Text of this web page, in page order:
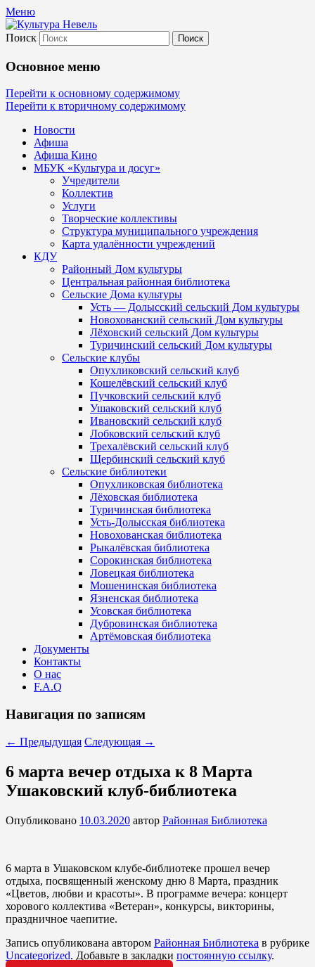
Меню
Культура Невель
МБУК Невельского района "Культура
и досуг"
Поиск
Основное меню
Перейти к основному содержимому
Перейти к вторичному содержимому
Новости
Афиша
Афиша Кино
МБУК «Культура и досуг»
Учредители
Коллектив
Услуги
Творческие коллективы
Структура муниципального учреждения
Карта удалённости учреждений
КДУ
Районный Дом культуры
Центральная районная библиотека
Сельские Дома культуры
Усть — Долысский сельский Дом культуры
Новохованский сельский Дом культуры
Лёховский сельский Дом культуры
Туричинский сельский Дом культуры
Сельские клубы
Опухликовский сельский клуб
Кошелёвский сельский клуб
Пучковский сельский клуб
Ушаковский сельский клуб
Ивановский сельский клуб
Лобковский сельский клуб
Трехалёвский сельский клуб
Щербинский сельский клуб
Сельские библиотеки
Опухликовская библиотека
Лёховская библиотека
Туричинская библиотека
Усть-Долысская библиотека
Новохованская библиотека
Рыкалёвская библиотека
Сорокинская библиотека
Ловецкая библиотека
Мошенинская библиотека
Язненская библиотека
Усовская библиотека
Дубровинская библиотека
Артёмовская библиотека
Документы
Контакты
О нас
F.A.Q
Навигация по записям
← Предыдущая Следующая →
6 марта вечер отдыха к 8 Марта
Ушаковский клуб-библиотека
Опубликовано 10.03.2020 автор Районная Библиотека
6 марта в Ушаковском клубе-библиотеке прошел вечер
отдыха, посвященный женскому дню 8 Марта, праздник
«Цветов, любви и красоты». В программе вечера: концерт
хорового коллектива «Ветеран», конкурсы, викторины,
праздничное чаепитие.
Запись опубликована автором Районная Библиотека в рубрике
Uncategorized. Добавьте в закладки постоянную ссылку.